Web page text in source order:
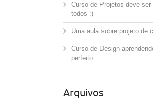
Curso de Projetos deve
todos :)
Uma aula sobre projeto de
Curso de Design
perfeito
Arquivos